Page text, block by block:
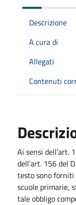
Descrizione
A cura di
Allegati
Contenuti
Ai sensi dell’art.
dell’art. 156 del
testo sono
scuole primarie,
tale obbligo